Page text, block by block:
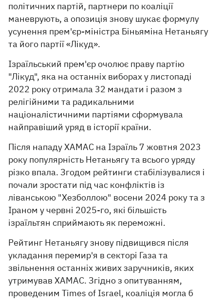
політичних партій, партнери по коаліції
маневрують, а опозиція знову шукає формулу
усунення прем'єр-міністра Біньяміна Нетаньягу
та його партії «Лікуд».
Ізраїльський прем'єр очолює праву партію
"Лікуд", яка на останніх виборах у листопаді
2022 року отримала 32 мандати і разом з
релігійними та радикальними
націоналістичними партіями сформувала
найправіший уряд в історії країни.
Після нападу ХАМАС на Ізраїль 7 жовтня 2023
року популярність Нетаньягу та всього уряду
різко впала. Згодом рейтинги стабілізувалися і
почали зростати під час конфліктів із
ліванською "Хезболлою" восени 2024 року та з
Іраном у червні 2025-го, які більшість
ізраїльтян сприймають як переможні.
Рейтинг Нетаньягу знову підвищився після
укладання перемир'я в секторі Газа та
звільнення останніх живих заручників, яких
утримував ХАМАС. Згідно з опитуванням,
проведеним Times of Israel, коаліція могла б